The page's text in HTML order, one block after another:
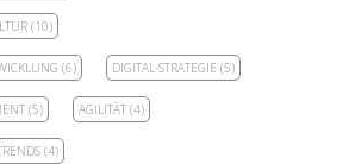
(10)
(6) DIGITAL-STRATEGIE(5)
(5) AGILITÄT(4)
(4)